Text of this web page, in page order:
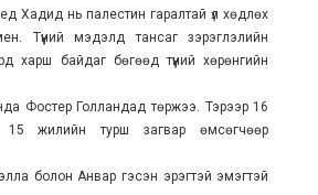
Хадид нь палестин гаралтай үл хөдлөх
Түүний мэдэлд тансаг зэрэглэлийн
харш байдаг бөгөөд түүний хөрөнгийн
Фостер Голландад төржээ. Тэрээр 16
15 жилийн турш загвар өмсөгчөөр
болон Анвар гэсэн эрэгтэй эмэгтэй